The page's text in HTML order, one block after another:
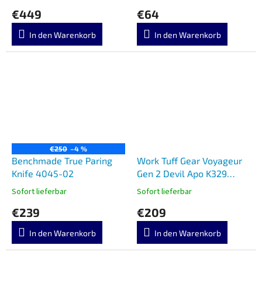
€449
In den Warenkorb
€64
In den Warenkorb
€250 –4 %
Benchmade True Paring
Knife 4045-02
Sofort lieferbar
€239
In den Warenkorb
Work Tuff Gear Voyageur
Gen 2 Devil Apo K329
Micarta
Sofort lieferbar
€209
In den Warenkorb